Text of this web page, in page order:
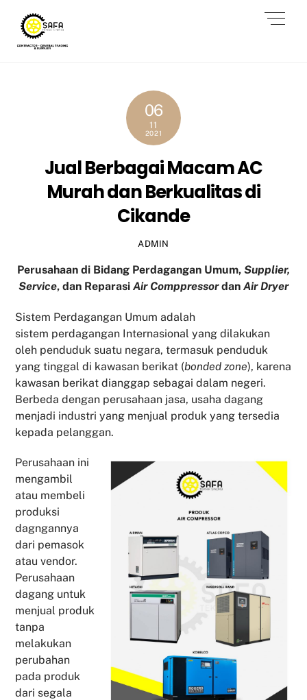
content
06
11
2021
Jual Berbagai Macam AC
Murah dan Berkualitas di
Cikande
ADMIN
Perusahaan di Bidang Perdagangan Umum, Supplier,
Service, dan Reparasi Air Comppressordan Air Dryer
Sistem Perdagangan Umum adalah
sistem perdagangan Internasional yang dilakukan
oleh penduduk suatu negara, termasuk penduduk
yang tinggal di kawasan berikat (bonded zone), karena
kawasan berikat dianggap sebagai dalam negeri.
Berbeda dengan perusahaan jasa, usaha dagang
menjadi industri yang menjual produk yang tersedia
kepada pelanggan.
Perusahaan ini
mengambil
atau membeli
produksi
dagngannya
dari pemasok
atau vendor.
Perusahaan
dagang untuk
menjual produk
tanpa
melakukan
perubahan
pada produk
dari segala